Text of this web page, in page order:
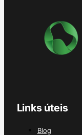
Links úteis
Blog